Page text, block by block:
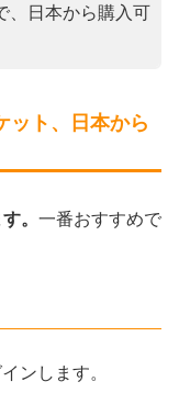
、日本から購入可
ット、日本から
。 一番おすすめで
ンします。